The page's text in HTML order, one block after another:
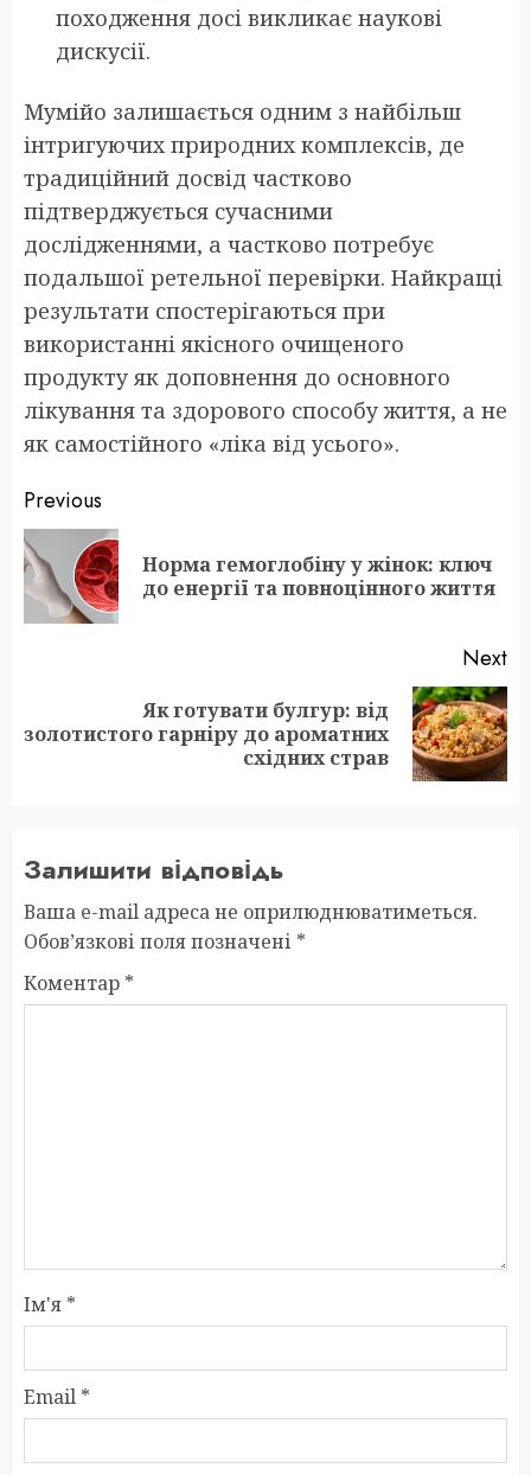
походження досі викликає наукові
дискусії.
Мумійо залишається одним з найбільш
інтригуючих природних комплексів, де
традиційний досвід частково
підтверджується сучасними
дослідженнями, а частково потребує
подальшої ретельної перевірки. Найкращі
результати спостерігаються при
використанні якісного очищеного
продукту як доповнення до основного
лікування та здорового способу життя, а не
як самостійного «ліка від усього».
Post
navigation
Previous
Норма гемоглобіну у жінок: ключ
до енергії та повноцінного життя
Next
Next
Як готувати булгур: від
золотистого гарніру до ароматних
східних страв
Залишити відповідь
Ваша e-mail адреса не оприлюднюватиметься.
Обов’язкові поля позначені *
Коментар *
Ім'я *
Email *